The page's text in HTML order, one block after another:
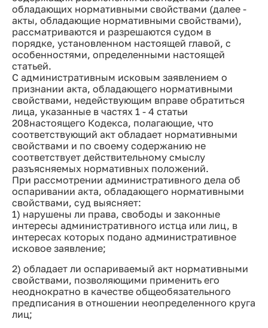
обладающих нормативными свойствами (далее -
акты, обладающие нормативными свойствами),
рассматриваются и разрешаются судом в
порядке, установленном настоящей главой, с
особенностями, определенными настоящей
статьей.
С административным исковым заявлением о
признании акта, обладающего нормативными
свойствами, недействующим вправе обратиться
лица, указанные в частях 1 - 4 статьи
208настоящего Кодекса, полагающие, что
соответствующий акт обладает нормативными
свойствами и по своему содержанию не
соответствует действительному смыслу
разъясняемых нормативных положений.
При рассмотрении административного дела об
оспаривании акта, обладающего нормативными
свойствами, суд выясняет:
1) нарушены ли права, свободы и законные
интересы административного истца или лиц, в
интересах которых подано административное
исковое заявление;
2) обладает ли оспариваемый акт нормативными
свойствами, позволяющими применить его
неоднократно в качестве общеобязательного
предписания в отношении неопределенного круга
лиц;